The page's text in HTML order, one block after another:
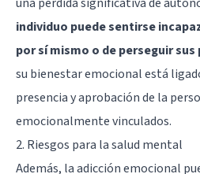
individuo puede sentirse
por sí mismo o de perseguir
su bienestar emocional está
presencia y aprobación de la
emocionalmente vinculados.
2. Riesgos para la salud mental
Además, la adicción emocional